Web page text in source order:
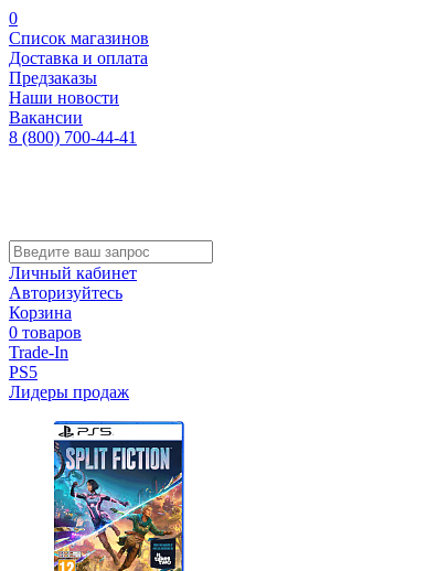
0
Список магазинов
Доставка и оплата
Предзаказы
Наши новости
Вакансии
8 (800) 700-44-41
Личный кабинет
Авторизуйтесь
Корзина
0 товаров
Trade-In
PS5
Лидеры продаж